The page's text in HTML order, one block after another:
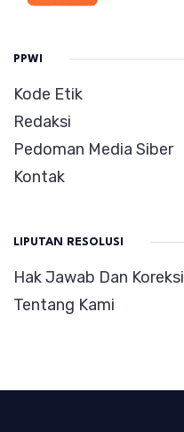
PPWI
Kode Etik
Redaksi
Pedoman Media Siber
Kontak
LIPUTAN RESOLUSI
Hak Jawab Dan
Tentang Kami